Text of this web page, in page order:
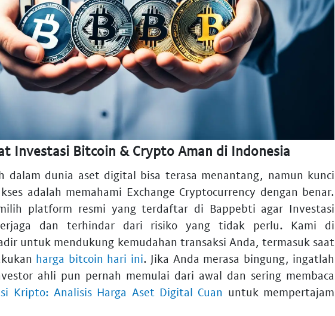
Investasi Bitcoin & Crypto Aman di Indonesia
dalam dunia aset digital bisa terasa menantang, namun kunci
adalah memahami Exchange Cryptocurrency dengan benar.
platform resmi yang terdaftar di Bappebti agar Investasi
dan terhindar dari risiko yang tidak perlu. Kami di
untuk mendukung kemudahan transaksi Anda, termasuk saat
harga bitcoin hari ini. Jika Anda merasa bingung, ingatlah
ahli pun pernah memulai dari awal dan sering membaca
Kripto: Analisis Harga Aset Digital Cuan untuk mempertajam